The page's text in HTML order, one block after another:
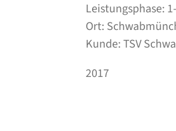
Leistungsphase:
Ort:
Kunde: TSV
2017